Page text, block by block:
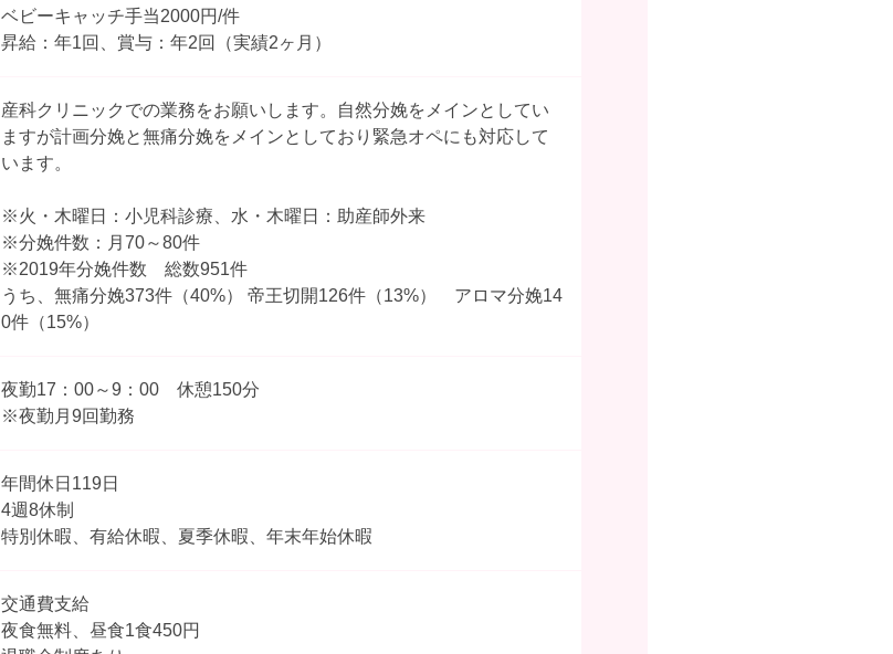
ベビーキャッチ手当2000円/件
昇給：年1回、賞与：年2回（実績2ヶ月）
産科クリニックでの業務をお願いします。自然分娩をメインとしてい
ますが計画分娩と無痛分娩をメインとしており緊急オペにも対応して
います。
※火・木曜日：小児科診療、水・木曜日：助産師外来
※分娩件数：月70～80件
※2019年分娩件数 総数951件
うち、無痛分娩373件（40%） 帝王切開126件（13%） アロマ分娩14
0件（15%）
夜勤17：00～9：00 休憩150分
※夜勤月9回勤務
年間休日119日
4週8休制
特別休暇、有給休暇、夏季休暇、年末年始休暇
交通費支給
夜食無料、昼食1食450円